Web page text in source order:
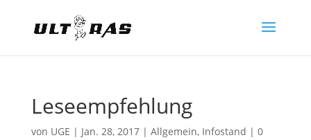
Leseempfehlung
von UGE | Jan. 28, 2017| Allgemein, Infostand | 0